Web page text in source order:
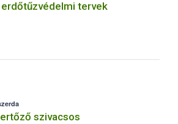
tervek
szivacsos